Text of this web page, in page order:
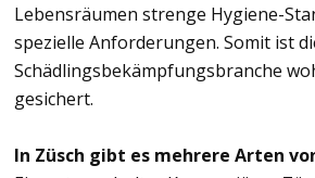
Lebensräumen strenge Hygiene-
spezielle Anforderungen. Somit ist
Schädlingsbekämpfungsbranche
gesichert.
In Züsch gibt es mehrere Arten